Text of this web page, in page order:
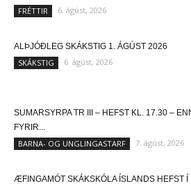
FRÉTTIR 6. ágúst, 2026
ALÞJÓÐLEG SKÁKSTIG 1. ÁGÚST 2026
SKÁKSTIG 6. ágúst, 2026
SUMARSYRPA TR III – HEFST KL. 17.30 –
FYRIR...
BARNA- OG UNGLINGASTARF 7. ágúst, 2026
ÆFINGAMÓT SKÁKSKÓLA ÍSLANDS HEFST Í